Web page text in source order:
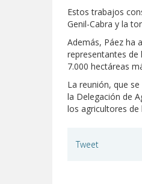
Estos trabajos
Genil-Cabra y la
Además, Páez ha
representantes de
7.000 hectáreas
La reunión, que
la Delegación de
los agricultores
Tweet